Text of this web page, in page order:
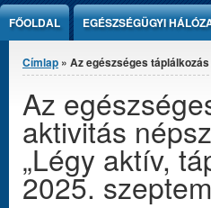
FŐOLDAL EGÉSZSÉGÜGYI
Jelenlegi hely
Címlap » Az egészséges
Az
aktivitás
„Légy aktív,
2025.